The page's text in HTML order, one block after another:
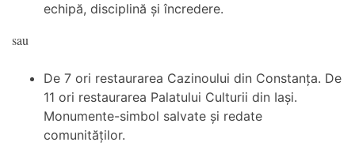
echipă, disciplină și încredere.
sau
De 7 ori restaurarea Cazinoului din Constanța. De
11 ori restaurarea Palatului Culturii din Iași.
Monumente-simbol salvate și redate
comunităților.